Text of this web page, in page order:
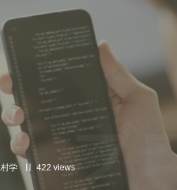
村学 422 views
ブ